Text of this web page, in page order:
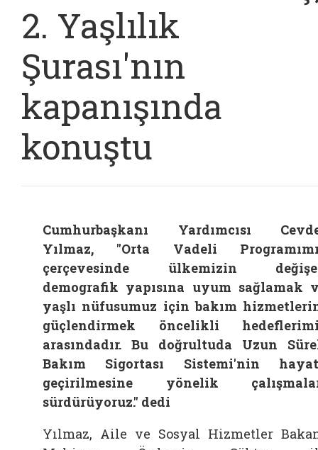
2. Yaşlılık
Şurası'nın
kapanışında
konuştu
Cumhurbaşkanı Yardımcısı
Yılmaz, "Orta Vadeli
çerçevesinde ülkemizin
demografik yapısına uyum sağlamak
yaşlı nüfusumuz için bakım
güçlendirmek öncelikli
arasındadır. Bu doğrultuda Uzun
Bakım Sigortası Sistemi'nin
geçirilmesine yönelik
sürdürüyoruz." dedi
Yılmaz, Aile ve Sosyal Hizmetler